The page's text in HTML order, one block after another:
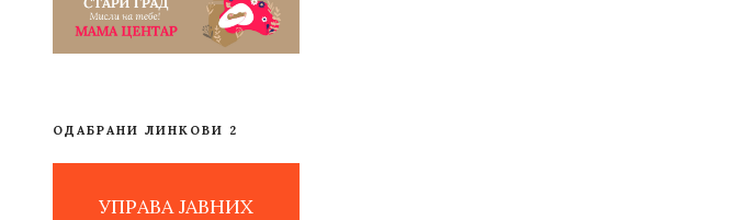
ОДАБРАНИ ЛИНКОВИ 2
УПРАВА ЈАВНИХ